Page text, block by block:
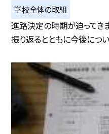
学校全体の取組
進路決定の時期が迫ってき
振り返るとともに今後につ